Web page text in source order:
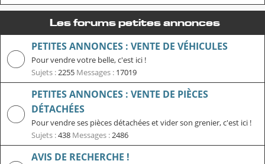
Les forums petites annonces
PETITES ANNONCES : VENTE DE VÉHICULES
Pour vendre votre belle, c'est ici !
Sujets :2255 Messages : 17019
PETITES ANNONCES : VENTE DE PIÈCES
DÉTACHÉES
Pour vendre ses pièces détachées et vider son grenier, c'est ici !
Sujets :438 Messages :2486
AVIS DE RECHERCHE !